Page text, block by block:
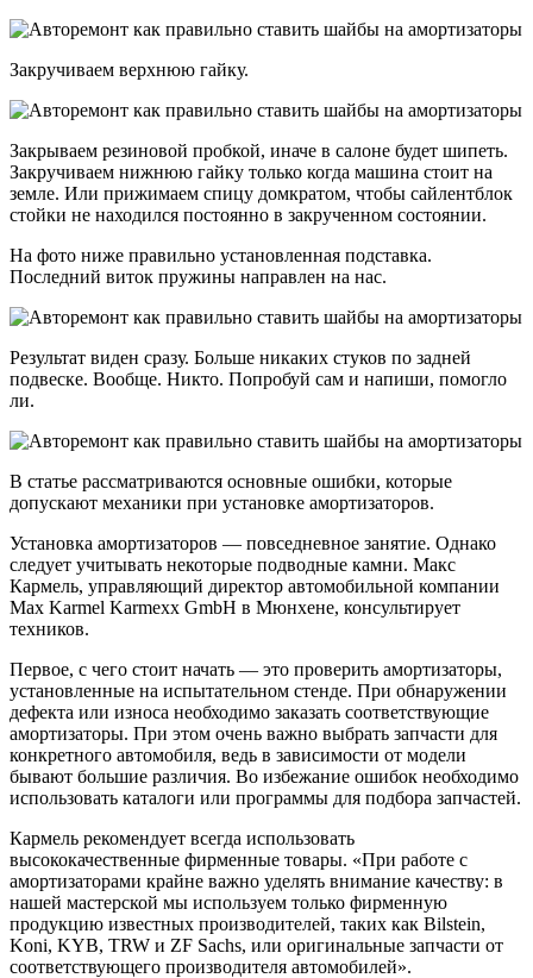
Закручиваем верхнюю гайку.
Закрываем резиновой пробкой, иначе в салоне будет шипеть.
Закручиваем нижнюю гайку только когда машина стоит на
земле. Или прижимаем спицу домкратом, чтобы сайлентблок
стойки не находился постоянно в закрученном состоянии.
На фото ниже правильно установленная подставка.
Последний виток пружины направлен на нас.
Результат виден сразу. Больше никаких стуков по задней
подвеске. Вообще. Никто. Попробуй сам и напиши, помогло
ли.
В статье рассматриваются основные ошибки, которые
допускают механики при установке амортизаторов.
Установка амортизаторов — повседневное занятие. Однако
следует учитывать некоторые подводные камни. Макс
Кармель, управляющий директор автомобильной компании
Max Karmel Karmexx GmbH в Мюнхене, консультирует
техников.
Первое, с чего стоит начать — это проверить амортизаторы,
установленные на испытательном стенде. При обнаружении
дефекта или износа необходимо заказать соответствующие
амортизаторы. При этом очень важно выбрать запчасти для
конкретного автомобиля, ведь в зависимости от модели
бывают большие различия. Во избежание ошибок необходимо
использовать каталоги или программы для подбора запчастей.
Кармель рекомендует всегда использовать
высококачественные фирменные товары. «При работе с
амортизаторами крайне важно уделять внимание качеству: в
нашей мастерской мы используем только фирменную
продукцию известных производителей, таких как Bilstein,
Koni, KYB, TRW и ZF Sachs, или оригинальные запчасти от
соответствующего производителя автомобилей».